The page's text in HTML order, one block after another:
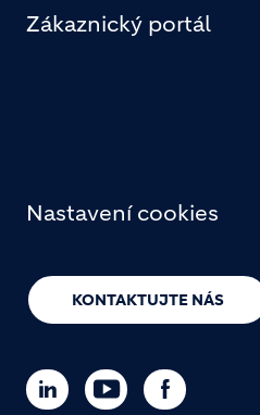
KONTAKTUJTE NÁS
Zákaznický portál
Nastavení cookies